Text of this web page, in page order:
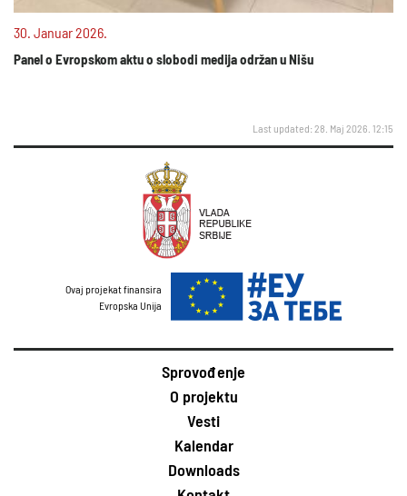
30. Januar 2026.
Panel o Evropskom aktu o slobodi medija održan u Nišu
Last updated: 28. Maj 2026. 12:15
Ovaj projekat finansira
Evropska Unija
Sprovođenje
O projektu
Vesti
Kalendar
Downloads